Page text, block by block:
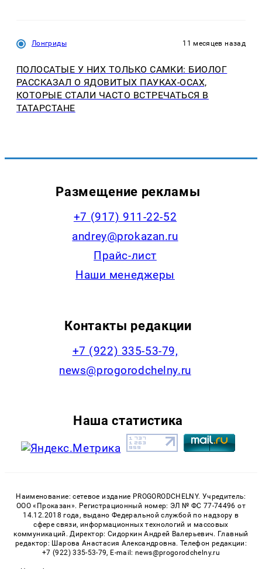
Лонгриды 11 месяцев назад
ПОЛОСАТЫЕ У НИХ ТОЛЬКО САМКИ: БИОЛОГ
РАССКАЗАЛ О ЯДОВИТЫХ ПАУКАХ-ОСАХ,
КОТОРЫЕ СТАЛИ ЧАСТО ВСТРЕЧАТЬСЯ В
ТАТАРСТАНЕ
Размещение рекламы
+7 (917) 911-22-52
andrey@prokazan.ru
Прайс-лист
Наши менеджеры
Контакты редакции
+7 (922) 335-53-79,
news@progorodchelny.ru
Наша статистика
Наименование: сетевое издание PROGORODCHELNY. Учредитель:
ООО «Проказан». Регистрационный номер: ЭЛ № ФС 77-74496 от
14.12.2018 года, выдано Федеральной службой по надзору в
сфере связи, информационных технологий и массовых
коммуникаций. Директор: Сидоркин Андрей Валерьевич. Главный
редактор: Шарова Анастасия Александровна. Телефон редакции:
+7 (922) 335-53-79, E-mail: news@progorodchelny.ru